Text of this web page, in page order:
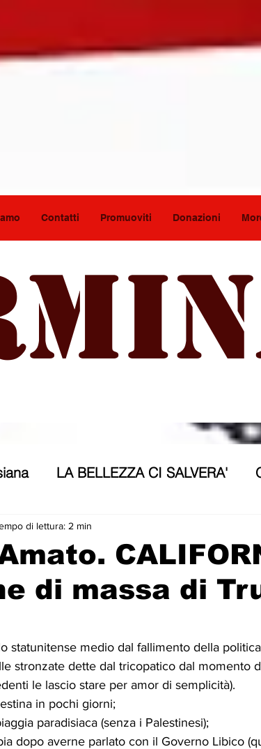
Contatti Promuoviti Donazioni
LA BELLEZZA CI SALVERA'
Entroterra NICOSIA 2040
nostrana Politica forestiera
MUSICA UP RUBRICA: LA
Curiosità VIGNETTE
di massa di
di lettura: 2 min
statunitense medio dal fallimento della
stronzate dette dal tricopatico dal momento
le lascio stare per amor di semplicità).
in pochi giorni;
paradisiaca (senza i Palestinesi);
dopo averne parlato con il Governo Libico